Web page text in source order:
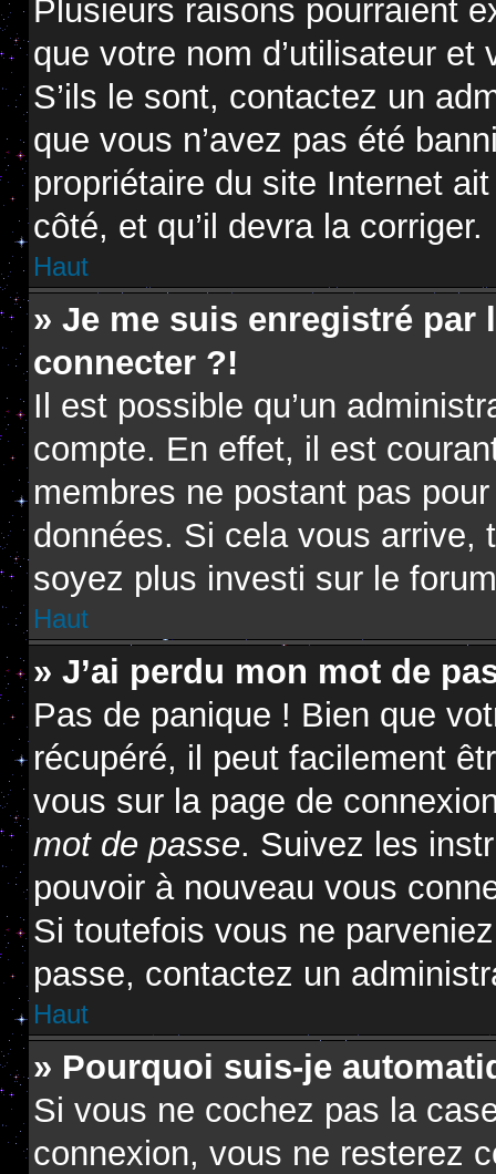
Plusieurs raisons pourraient
que votre nom d’utilisateur
S’ils le sont, contactez un
que vous n’avez pas été
propriétaire du site Internet
côté, et qu’il devra la corriger.
Haut
» Je me suis enregistré par
connecter ?!
Il est possible qu’un
compte. En effet, il est
membres ne postant pas
données. Si cela vous arrive,
soyez plus investi sur le
Haut
» J’ai perdu mon mot de
Pas de panique ! Bien que
récupéré, il peut facilement
vous sur la page de
mot de passe. Suivez les
pouvoir à nouveau vous
Si toutefois vous ne
passe, contactez un
Haut
» Pourquoi suis-je
Si vous ne cochez pas la
connexion, vous ne resterez